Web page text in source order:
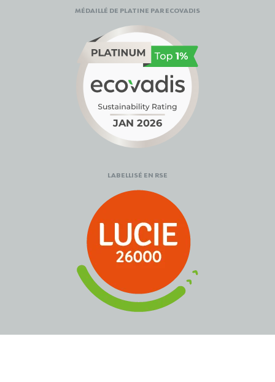
MÉDAILLÉ DE PLATINE PAR ECOVADIS
LABELLISÉ EN RSE